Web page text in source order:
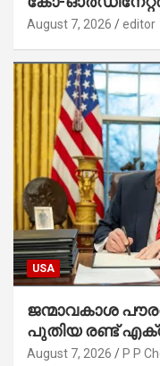
August 7, 2026 editor
USA
ജന്മാവകാശ
പുതിയ രണ്ട്
ട്രംപ് ഒപ്പുവെച്ചു
August 7, 2026 P P